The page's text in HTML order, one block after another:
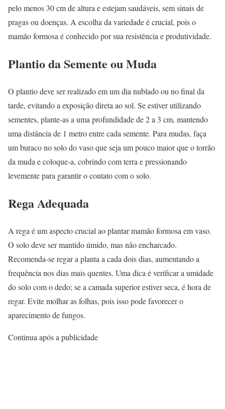
pelo menos 30 cm de altura e estejam saudáveis, sem sinais de
pragas ou doenças. A escolha da variedade é crucial, pois o
mamão formosa é conhecido por sua resistência e produtividade.
Plantio da Semente ou Muda
O plantio deve ser realizado em um dia nublado ou no final da
tarde, evitando a exposição direta ao sol. Se estiver utilizando
sementes, plante-as a uma profundidade de 2 a 3 cm, mantendo
uma distância de 1 metro entre cada semente. Para mudas, faça
um buraco no solo do vaso que seja um pouco maior que o torrão
da muda e coloque-a, cobrindo com terra e pressionando
levemente para garantir o contato com o solo.
Rega Adequada
A rega é um aspecto crucial ao plantar mamão formosa em vaso.
O solo deve ser mantido úmido, mas não encharcado.
Recomenda-se regar a planta a cada dois dias, aumentando a
frequência nos dias mais quentes. Uma dica é verificar a umidade
do solo com o dedo; se a camada superior estiver seca, é hora de
regar. Evite molhar as folhas, pois isso pode favorecer o
aparecimento de fungos.
Continua após a publicidade